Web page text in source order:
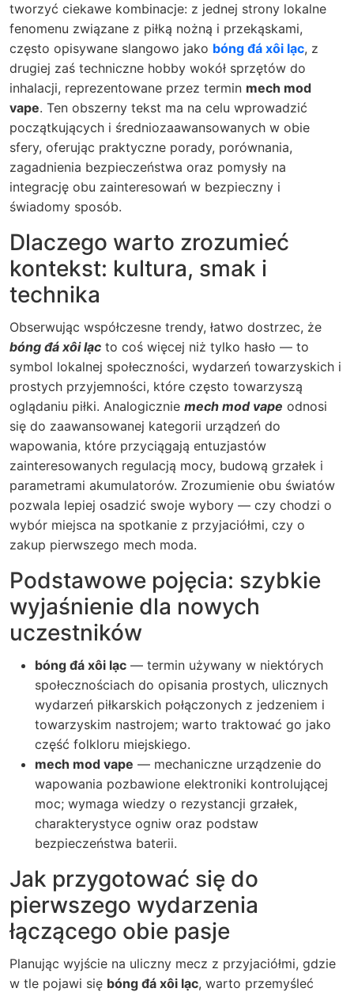
tworzyć ciekawe kombinacje: z jednej strony lokalne
fenomenu związane z piłką nożną i przekąskami,
często opisywane slangowo jako bóng đá xôi lạc, z
drugiej zaś techniczne hobby wokół sprzętów do
inhalacji, reprezentowane przez termin mech mod
vape. Ten obszerny tekst ma na celu wprowadzić
początkujących i średniozaawansowanych w obie
sfery, oferując praktyczne porady, porównania,
zagadnienia bezpieczeństwa oraz pomysły na
integrację obu zainteresowań w bezpieczny i
świadomy sposób.
Dlaczego warto zrozumieć
kontekst: kultura, smak i
technika
Obserwując współczesne trendy, łatwo dostrzec, że
bóng đá xôi lạc to coś więcej niż tylko hasło — to
symbol lokalnej społeczności, wydarzeń towarzyskich i
prostych przyjemności, które często towarzyszą
oglądaniu piłki. Analogicznie mech mod vape odnosi
się do zaawansowanej kategorii urządzeń do
wapowania, które przyciągają entuzjastów
zainteresowanych regulacją mocy, budową grzałek i
parametrami akumulatorów. Zrozumienie obu światów
pozwala lepiej osadzić swoje wybory — czy chodzi o
wybór miejsca na spotkanie z przyjaciółmi, czy o
zakup pierwszego mech moda.
Podstawowe pojęcia: szybkie
wyjaśnienie dla nowych
uczestników
bóng đá xôi lạc — termin używany w niektórych
społecznościach do opisania prostych, ulicznych
wydarzeń piłkarskich połączonych z jedzeniem i
towarzyskim nastrojem; warto traktować go jako
część folkloru miejskiego.
mech mod vape — mechaniczne urządzenie do
wapowania pozbawione elektroniki kontrolującej
moc; wymaga wiedzy o rezystancji grzałek,
charakterystyce ogniw oraz podstaw
bezpieczeństwa baterii.
Jak przygotować się do
pierwszego wydarzenia
łączącego obie pasje
Planując wyjście na uliczny mecz z przyjaciółmi, gdzie
w tle pojawi się bóng đá xôi lạc, warto przemyśleć